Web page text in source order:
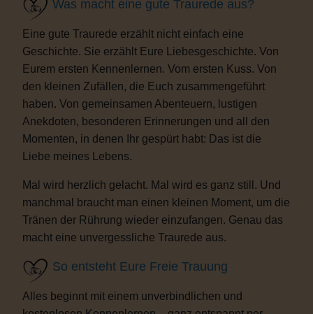
Was macht eine gute Traurede aus?
Eine gute Traurede erzählt nicht einfach eine
Geschichte. Sie erzählt Eure Liebesgeschichte. Von
Eurem ersten Kennenlernen. Vom ersten Kuss. Von
den kleinen Zufällen, die Euch zusammengeführt
haben. Von gemeinsamen Abenteuern, lustigen
Anekdoten, besonderen Erinnerungen und all den
Momenten, in denen Ihr gespürt habt: Das ist die
Liebe meines Lebens.
Mal wird herzlich gelacht. Mal wird es ganz still. Und
manchmal braucht man einen kleinen Moment, um die
Tränen der Rührung wieder einzufangen. Genau das
macht eine unvergessliche Traurede aus.
So entsteht Eure Freie Trauung
Alles beginnt mit einem unverbindlichen und